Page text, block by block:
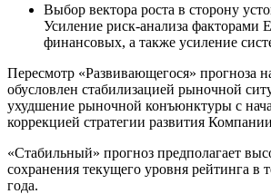
Выбор вектора роста в сторону
Усиление риск-анализа факторами
финансовых, а также усиление
Пересмотр «Развивающегося» прогноза
обусловлен стабилизацией рыночной
ухудшение рыночной конъюнктуры с
коррекцией стратегии развития
«Стабильный» прогноз предполагает
сохранения текущего уровня рейтинга в
года.